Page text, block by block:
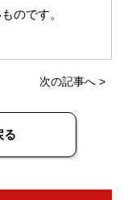
のです。
次の記事へ >
る